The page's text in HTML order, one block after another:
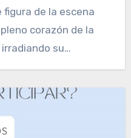
de la escena
corazón de la
su…